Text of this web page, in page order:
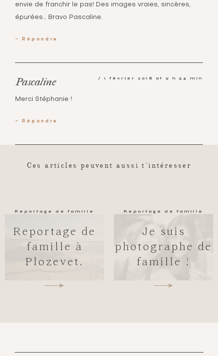
envie de franchir le pas! Des images vraies, sincères,
épurées… Bravo Pascaline.
Répondre
Pascaline 1 février 2018 at 9 h 54 min
Merci Stéphanie !
Répondre
Ces articles peuvent aussi t'intéresser
Reportage de famille
Reportage de
famille à
Plozevet.
Reportage de famille
Je suis
photographe de
famille !